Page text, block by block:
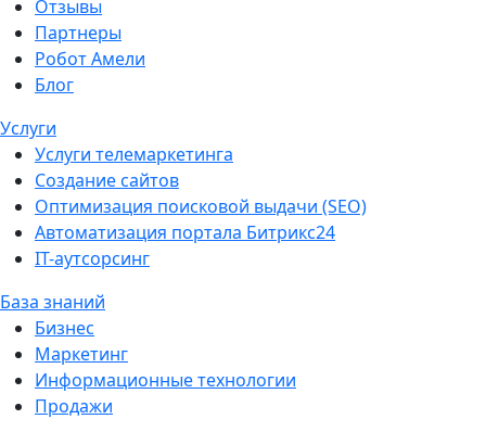
Отзывы
Партнеры
Робот Амели
Блог
Услуги
Услуги телемаркетинга
Создание сайтов
Оптимизация поисковой выдачи (SEO)
Автоматизация портала Битрикс24
IT-аутсорсинг
База знаний
Бизнес
Маркетинг
Информационные технологии
Продажи